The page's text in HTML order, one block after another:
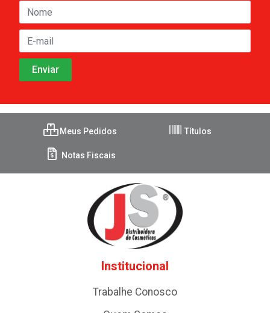
Meus Pedidos Títulos
Notas Fiscais
Institucional
Trabalhe Conosco